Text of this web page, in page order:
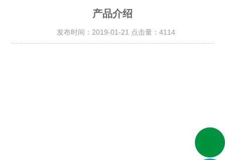
产品介绍
发布时间：2019-01-21 点击量： 4114